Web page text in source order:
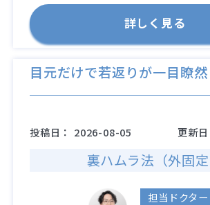
詳しく見る
目元だけで若返りが一目瞭然
投稿日： 2026-08-05 更新日
裏ハムラ法（外固定
担当ドクター